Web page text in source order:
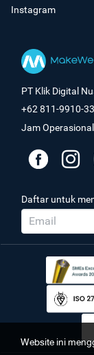
Instagram
PT Klik Digital
+62 811-9910-
Jam
Daftar untuk
Website ini